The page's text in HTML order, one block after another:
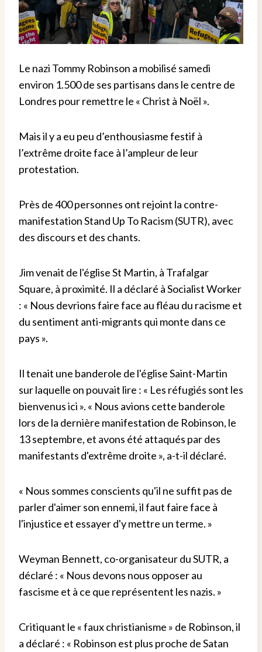
Le nazi Tommy Robinson a mobilisé samedi
environ 1.500 de ses partisans dans le centre de
Londres pour remettre le « Christ à Noël ».
Mais il y a eu peu d’enthousiasme festif à
l’extrême droite face à l’ampleur de leur
protestation.
Près de 400 personnes ont rejoint la contre-
manifestation Stand Up To Racism (SUTR), avec
des discours et des chants.
Jim venait de l'église St Martin, à Trafalgar
Square, à proximité. Il a déclaré à Socialist Worker
: « Nous devrions faire face au fléau du racisme et
du sentiment anti-migrants qui monte dans ce
pays ».
Il tenait une banderole de l'église Saint-Martin
sur laquelle on pouvait lire : « Les réfugiés sont les
bienvenus ici ». « Nous avions cette banderole
lors de la dernière manifestation de Robinson, le
13 septembre, et avons été attaqués par des
manifestants d'extrême droite », a-t-il déclaré.
« Nous sommes conscients qu'il ne suffit pas de
parler d'aimer son ennemi, il faut faire face à
l'injustice et essayer d'y mettre un terme. »
Weyman Bennett, co-organisateur du SUTR, a
déclaré : « Nous devons nous opposer au
fascisme et à ce que représentent les nazis. »
Critiquant le « faux christianisme » de Robinson, il
a déclaré : « Robinson est plus proche de Satan